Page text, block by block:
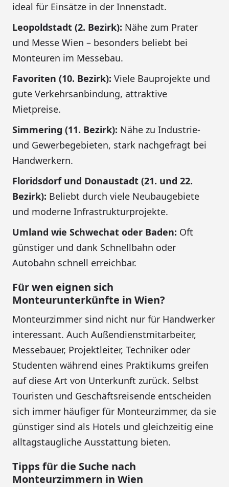
ideal für Einsätze in der Innenstadt.
Leopoldstadt (2. Bezirk): Nähe zum Prater
und Messe Wien – besonders beliebt bei
Monteuren im Messebau.
Favoriten (10. Bezirk): Viele Bauprojekte und
gute Verkehrsanbindung, attraktive
Mietpreise.
Simmering (11. Bezirk): Nähe zu Industrie-
und Gewerbegebieten, stark nachgefragt bei
Handwerkern.
Floridsdorf und Donaustadt (21. und 22.
Bezirk): Beliebt durch viele Neubaugebiete
und moderne Infrastrukturprojekte.
Umland wie Schwechat oder Baden: Oft
günstiger und dank Schnellbahn oder
Autobahn schnell erreichbar.
Für wen eignen sich
Monteurunterkünfte in Wien?
Monteurzimmer sind nicht nur für Handwerker
interessant. Auch Außendienstmitarbeiter,
Messebauer, Projektleiter, Techniker oder
Studenten während eines Praktikums greifen
auf diese Art von Unterkunft zurück. Selbst
Touristen und Geschäftsreisende entscheiden
sich immer häufiger für Monteurzimmer, da sie
günstiger sind als Hotels und gleichzeitig eine
alltagstaugliche Ausstattung bieten.
Tipps für die Suche nach
Monteurzimmern in Wien